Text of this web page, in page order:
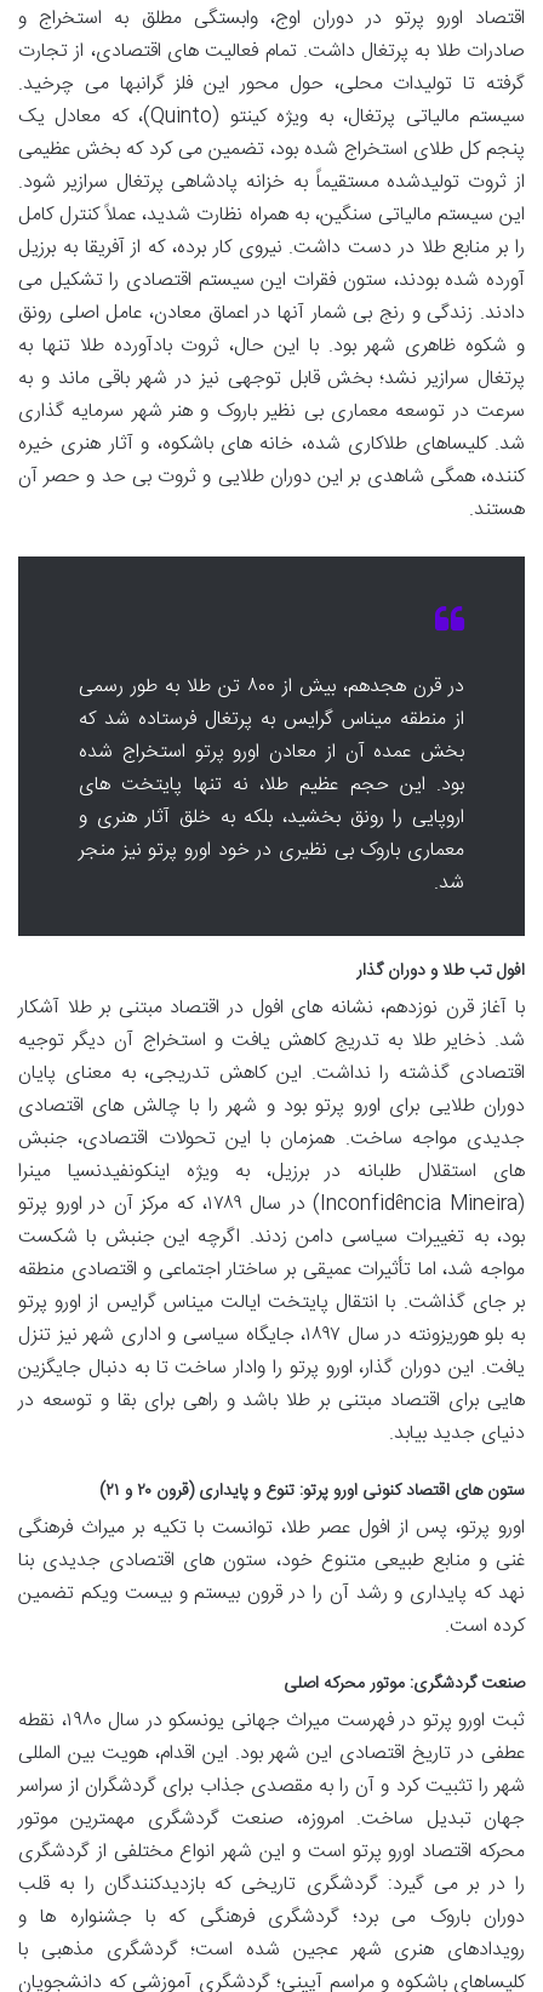
اقتصاد اورو پرتو در دوران اوج، وابستگی مطلق به استخراج و
صادرات طلا به پرتغال داشت. تمام فعالیت های اقتصادی، از تجارت
گرفته تا تولیدات محلی، حول محور این فلز گرانبها می چرخید.
سیستم مالیاتی پرتغال، به ویژه کینتو (Quinto)، که معادل یک
پنجم کل طلای استخراج شده بود، تضمین می کرد که بخش عظیمی
از ثروت تولیدشده مستقیماً به خزانه پادشاهی پرتغال سرازیر شود.
این سیستم مالیاتی سنگین، به همراه نظارت شدید، عملاً کنترل کامل
را بر منابع طلا در دست داشت. نیروی کار برده، که از آفریقا به برزیل
آورده شده بودند، ستون فقرات این سیستم اقتصادی را تشکیل می
دادند. زندگی و رنج بی شمار آنها در اعماق معادن، عامل اصلی رونق
و شکوه ظاهری شهر بود. با این حال، ثروت بادآورده طلا تنها به
پرتغال سرازیر نشد؛ بخش قابل توجهی نیز در شهر باقی ماند و به
سرعت در توسعه معماری بی نظیر باروک و هنر شهر سرمایه گذاری
شد. کلیساهای طلاکاری شده، خانه های باشکوه، و آثار هنری خیره
کننده، همگی شاهدی بر این دوران طلایی و ثروت بی حد و حصر آن
هستند.
در قرن هجدهم، بیش از ۸۰۰ تن طلا به طور رسمی
از منطقه میناس گرایس به پرتغال فرستاده شد که
بخش عمده آن از معادن اورو پرتو استخراج شده
بود. این حجم عظیم طلا، نه تنها پایتخت های
اروپایی را رونق بخشید، بلکه به خلق آثار هنری و
معماری باروک بی نظیری در خود اورو پرتو نیز منجر
شد.
افول تب طلا و دوران گذار
با آغاز قرن نوزدهم، نشانه های افول در اقتصاد مبتنی بر طلا آشکار
شد. ذخایر طلا به تدریج کاهش یافت و استخراج آن دیگر توجیه
اقتصادی گذشته را نداشت. این کاهش تدریجی، به معنای پایان
دوران طلایی برای اورو پرتو بود و شهر را با چالش های اقتصادی
جدیدی مواجه ساخت. همزمان با این تحولات اقتصادی، جنبش
های استقلال طلبانه در برزیل، به ویژه اینکونفیدنسیا مینرا
(Inconfidência Mineira) در سال ۱۷۸۹، که مرکز آن در اورو پرتو
بود، به تغییرات سیاسی دامن زدند. اگرچه این جنبش با شکست
مواجه شد، اما تأثیرات عمیقی بر ساختار اجتماعی و اقتصادی منطقه
بر جای گذاشت. با انتقال پایتخت ایالت میناس گرایس از اورو پرتو
به بلو هوریزونته در سال ۱۸۹۷، جایگاه سیاسی و اداری شهر نیز تنزل
یافت. این دوران گذار، اورو پرتو را وادار ساخت تا به دنبال جایگزین
هایی برای اقتصاد مبتنی بر طلا باشد و راهی برای بقا و توسعه در
دنیای جدید بیابد.
ستون های اقتصاد کنونی اورو پرتو: تنوع و پایداری (قرون ۲۰ و ۲۱)
اورو پرتو، پس از افول عصر طلا، توانست با تکیه بر میراث فرهنگی
غنی و منابع طبیعی متنوع خود، ستون های اقتصادی جدیدی بنا
نهد که پایداری و رشد آن را در قرون بیستم و بیست ویکم تضمین
کرده است.
صنعت گردشگری: موتور محرکه اصلی
ثبت اورو پرتو در فهرست میراث جهانی یونسکو در سال ۱۹۸۰، نقطه
عطفی در تاریخ اقتصادی این شهر بود. این اقدام، هویت بین المللی
شهر را تثبیت کرد و آن را به مقصدی جذاب برای گردشگران از سراسر
جهان تبدیل ساخت. امروزه، صنعت گردشگری مهمترین موتور
محرکه اقتصاد اورو پرتو است و این شهر انواع مختلفی از گردشگری
را در بر می گیرد: گردشگری تاریخی که بازدیدکنندگان را به قلب
دوران باروک می برد؛ گردشگری فرهنگی که با جشنواره ها و
رویدادهای هنری شهر عجین شده است؛ گردشگری مذهبی با
کلیساهای باشکوه و مراسم آیینی؛ گردشگری آموزشی که دانشجویان